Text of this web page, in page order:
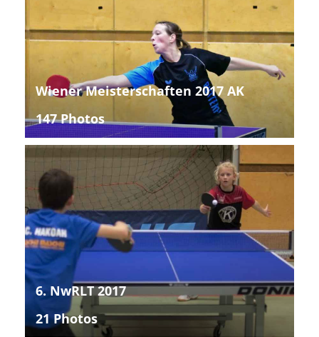
Wiener Meisterschaften 2017 AK
147 Photos
6. NwRLT 2017
21 Photos